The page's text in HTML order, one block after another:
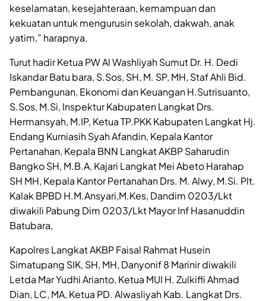
keselamatan, kesejahteraan, kemampuan dan
kekuatan untuk mengurusin sekolah, dakwah, anak
yatim,” harapnya.
Turut hadir Ketua PW Al Washliyah Sumut Dr. H. Dedi
Iskandar Batu bara, S.Sos, SH, M. SP, MH, Staf Ahli Bid.
Pembangunan, Ekonomi dan Keuangan H.Sutrisuanto,
S.Sos, M.Si, Inspektur Kabupaten Langkat Drs.
Hermansyah, M.IP, Ketua TP.PKK Kabupaten Langkat Hj.
Endang Kurniasih Syah Afandin, Kepala Kantor
Pertanahan, Kepala BNN Langkat AKBP Saharudin
Bangko SH, M.B.A, Kajari Langkat Mei Abeto Harahap
SH MH, Kepala Kantor Pertanahan Drs. M. Alwy, M.Si. Plt.
Kalak BPBD H.M.Ansyari,M.Kes, Dandim 0203/Lkt
diwakili Pabung Dim 0203/Lkt Mayor Inf Hasanuddin
Batubara,
Kapolres Langkat AKBP Faisal Rahmat Husein
Simatupang SIK, SH, MH, Danyonif 8 Marinir diwakili
Letda Mar Yudhi Arianto, Ketua MUI H. Zulkifli Ahmad
Dian, LC, MA, Ketua PD. Alwasliyah Kab. Langkat Drs.